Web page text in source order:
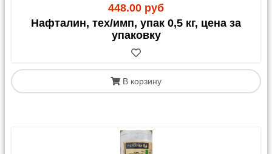
448.00 руб
Нафталин, тех/имп, упак 0,5 кг, цена за
упаковку
В корзину